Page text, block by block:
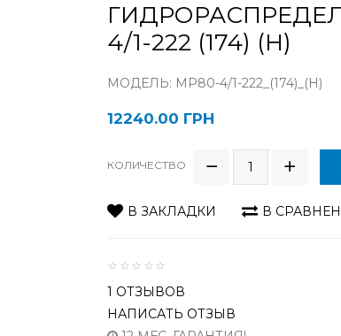
4/1-222 (174) (Н)
МОДЕЛЬ: МР80-4/1-222_(174)_(Н)
12240.00 ГРН
КОЛИЧЕСТВО
В ЗАКЛАДКИ В
1 ОТЗЫВОВ
НАПИСАТЬ ОТЗЫВ